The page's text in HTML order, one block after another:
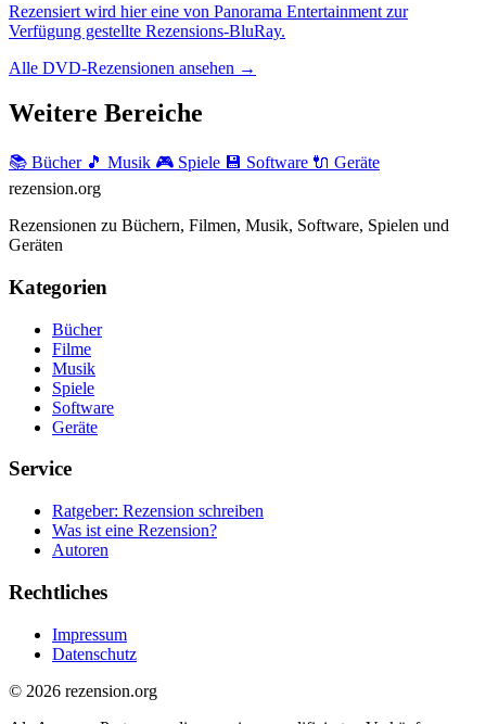
Rezensiert wird hier eine von Panorama Entertainment zur
Verfügung gestellte Rezensions-BluRay.
Alle DVD-Rezensionen ansehen →
Weitere Bereiche
📚 Bücher 🎵 Musik 🎮 Spiele 💾 Software 🔌 Geräte
rezension.org
Rezensionen zu Büchern, Filmen, Musik, Software, Spielen und
Geräten
Kategorien
Bücher
Filme
Musik
Spiele
Software
Geräte
Service
Ratgeber: Rezension schreiben
Was ist eine Rezension?
Autoren
Rechtliches
Impressum
Datenschutz
© 2026 rezension.org